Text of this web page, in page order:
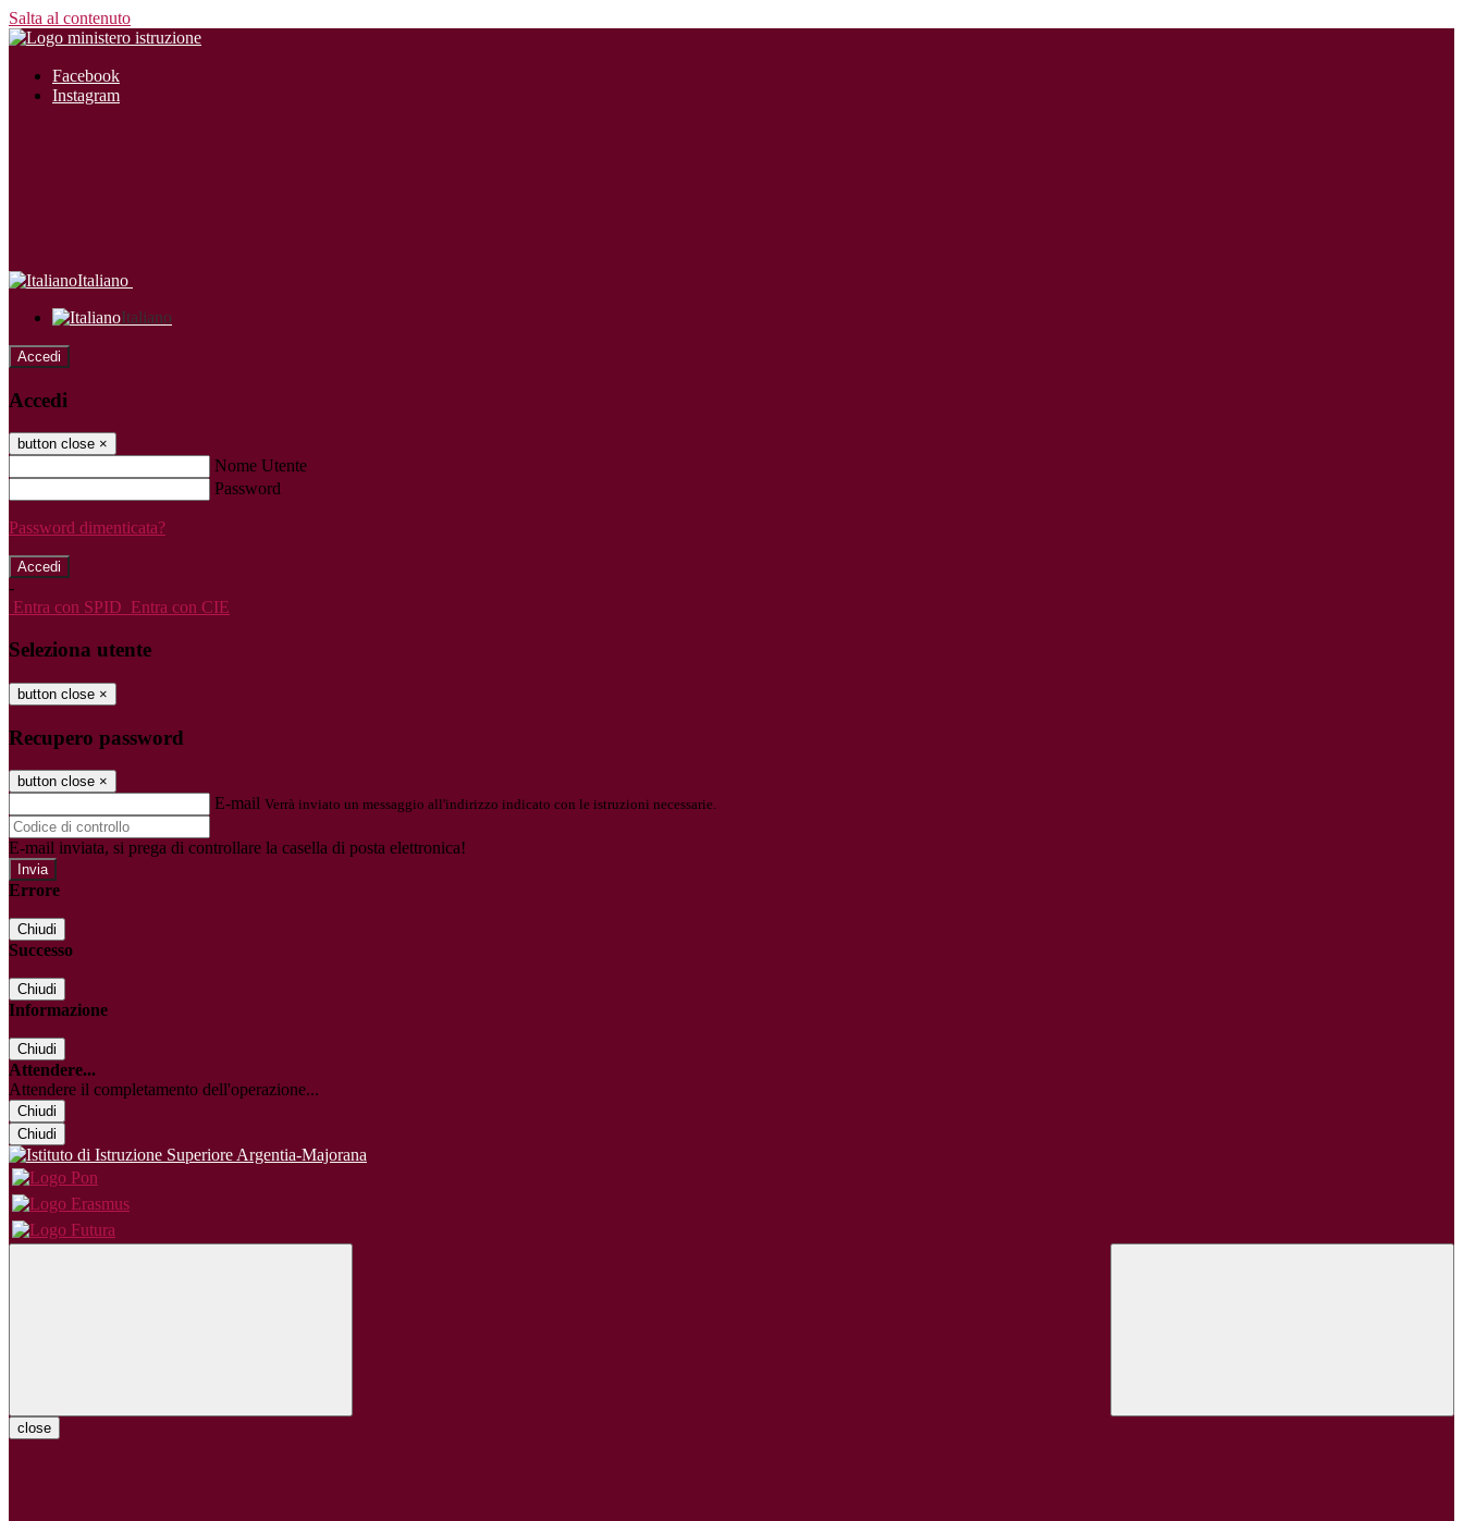
Salta al contenuto
Facebook
Instagram
Italiano
Italiano
Accedi
Accedi
button close ×
Nome Utente
Password
Password dimenticata?
-
Entra con SPID Entra con CIE
Seleziona utente
button close ×
Recupero password
button close ×
E-mail Verrà inviato un messaggio all'indirizzo indicato con le istruzioni necessarie.
E-mail inviata, si prega di controllare la casella di posta elettronica!
Errore
Chiudi
Successo
Chiudi
Informazione
Chiudi
Attendere...
Attendere il completamento dell'operazione...
Chiudi
Chiudi
close